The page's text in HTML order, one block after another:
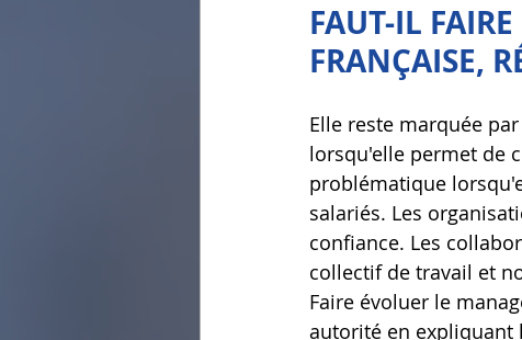
FAUT-IL
FRANÇAISE,
Elle reste marquée
lorsqu'elle permet de
problématique
salariés. Les
confiance. Les
collectif de travail et
Faire évoluer le
autorité en expliquant